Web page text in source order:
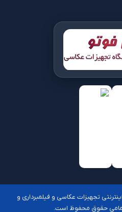
اینترنتی تجهیزات عکاسی و فیلمبرداری و
حقوق محفوظ است.